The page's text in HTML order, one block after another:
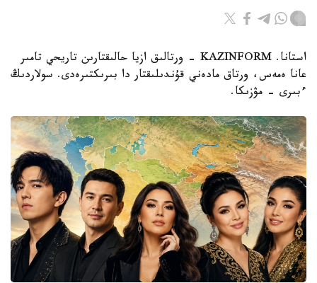
استانا. KAZINFORM - ورتالىق ازيا حالىقتارىن تاريحي تامىر
عانا ەمەس، ورتاق مادەني قۇندىلىقتار دا بىرىكتىرەدى. سولاردىڭ
ءبىرى – مۋزىكا.